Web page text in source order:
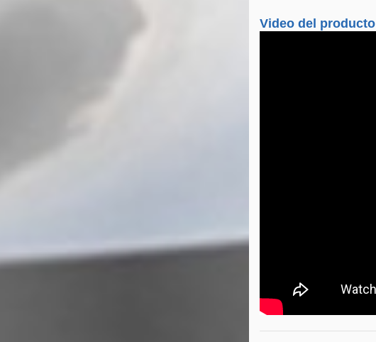
Video del producto